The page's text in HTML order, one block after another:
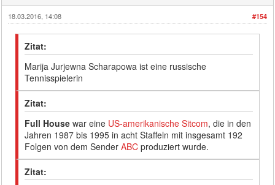
#154
18.03.2016, 14:08
Zitat:
Marija Jurjewna Scharapowa ist eine russische
Tennisspielerin
Zitat:
Full House war eine US-amerikanische Sitcom, die in den
Jahren 1987 bis 1995 in acht Staffeln mit insgesamt 192
Folgen von dem SenderABC produziert wurde.
Zitat: